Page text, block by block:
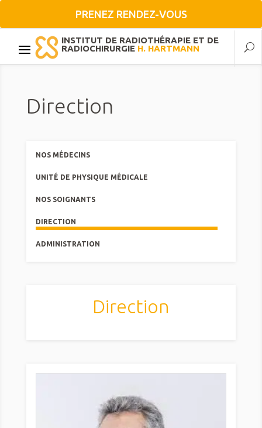
PRENEZ RENDEZ-VOUS
INSTITUT DE RADIOTHÉRAPIE ET DE
RADIOCHIRURGIE H. HARTMANN
Direction
NOS MÉDECINS
UNITÉ DE PHYSIQUE MÉDICALE
NOS SOIGNANTS
DIRECTION
ADMINISTRATION
Direction